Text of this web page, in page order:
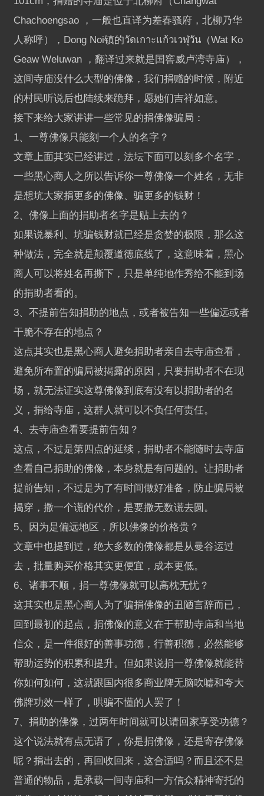
Chachoengsao ，一般也直译为差春骚府，北柳乃华
人称呼），Dong Noi镇的วัดเกาะแก้วเวฬุวัน（Wat Ko
Geaw Weluwan ，翻译过来就是国窖威卢湾寺庙），
这间寺庙没什么大型的佛像，我们捐赠的时候，附近
的村民听说后也陆续来跪拜，愿她们吉祥如意。
接下来给大家讲讲一些常见的捐佛像骗局：
1、一尊佛像只能刻一个人的名字？
文章上面其实已经讲过，法坛下面可以刻多个名字，
一些黑心商人之所以告诉你一尊佛像一个姓名，无非
是想坑大家捐更多的佛像、骗更多的钱财！
2、佛像上面的捐助者名字是贴上去的？
如果说暴利、坑骗钱财就已经是贪婪的极限，那么这
种做法，完全就是颠覆道德底线了，这意味着，黑心
商人可以将姓名再撕下，只是单纯地作秀给不能到场
的捐助者看的。
3、不提前告知捐助的地点，或者被告知一些偏远或者
干脆不存在的地点？
这点其实也是黑心商人避免捐助者亲自去寺庙查看，
避免所布置的骗局被揭露的原因，只要捐助者不在现
场，就无法证实这尊佛像到底有没有以捐助者的名
义，捐给寺庙，这群人就可以不负任何责任。
4、去寺庙查看要提前告知？
这点，不过是第四点的延续，捐助者不能随时去寺庙
查看自己捐助的佛像，本身就是有问题的。让捐助者
提前告知，不过是为了有时间做好准备，防止骗局被
揭穿，撒一个谎的代价，是要撒无数谎去圆。
5、因为是偏远地区，所以佛像的价格贵？
文章中也提到过，绝大多数的佛像都是从曼谷运过
去，批量购买价格其实更便宜，成本更低。
6、诸事不顺，捐一尊佛像就可以高枕无忧？
这其实也是黑心商人为了骗捐佛像的丑陋言辞而已，
回到最初的起点，捐佛像的意义在于帮助寺庙和当地
信众，是一件很好的善事功德，行善积德，必然能够
帮助运势的积累和提升。但如果说捐一尊佛像就能替
你如何如何，这就跟国内很多商业牌无脑吹嘘和夸大
佛牌功效一样了，哄骗不懂的人罢了！
7、捐助的佛像，过两年时间就可以请回家享受功德？
这个说法就有点无语了，你是捐佛像，还是寄存佛像
呢？捐出去的，再回收回来，这合适吗？而且还不是
普通的物品，是承载一间寺庙和一方信众精神寄托的